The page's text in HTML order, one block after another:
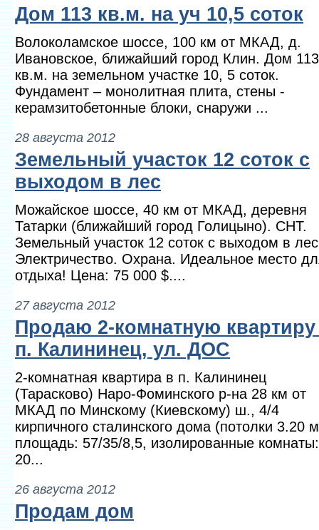
Дом 113 кв.м. на уч 10,5 соток
Волоколамское шоссе, 100 км от МКАД, д.
Ивановское, ближайший город Клин. Дом 113
кв.м. на земельном участке 10, 5 соток.
Фундамент – монолитная плита, стены -
керамзитобетонные блоки, снаружи ...
28 августа 2012
Земельный участок 12 соток с
выходом в лес
Можайское шоссе, 40 км от МКАД, деревня
Татарки (ближайший город Голицыно). СНТ.
Земельный участок 12 соток с выходом в
Электричество. Охрана. Идеальное место
отдыха! Цена: 75 000 $....
27 августа 2012
Продаю 2-комнатную
п. Калининец, ул. ДОС
2-комнатная квартира в п. Калининец
(Тарасково) Наро-Фоминского р-на 28 км от
МКАД по Минскому (Киевскому) ш., 4/4
кирпичного сталинского дома (потолки 3.20
площадь: 57/35/8,5, изолированные комнаты:
20...
26 августа 2012
Продам дом